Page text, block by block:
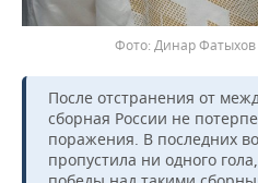
Динар
После отстранения от
сборная России не
поражения. В последних
пропустила ни одного